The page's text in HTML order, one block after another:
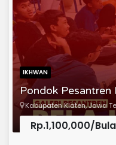
IKHWAN
Pondok Pesantren
Kabupaten Klaten, Jawa
Rp.1,100,000/